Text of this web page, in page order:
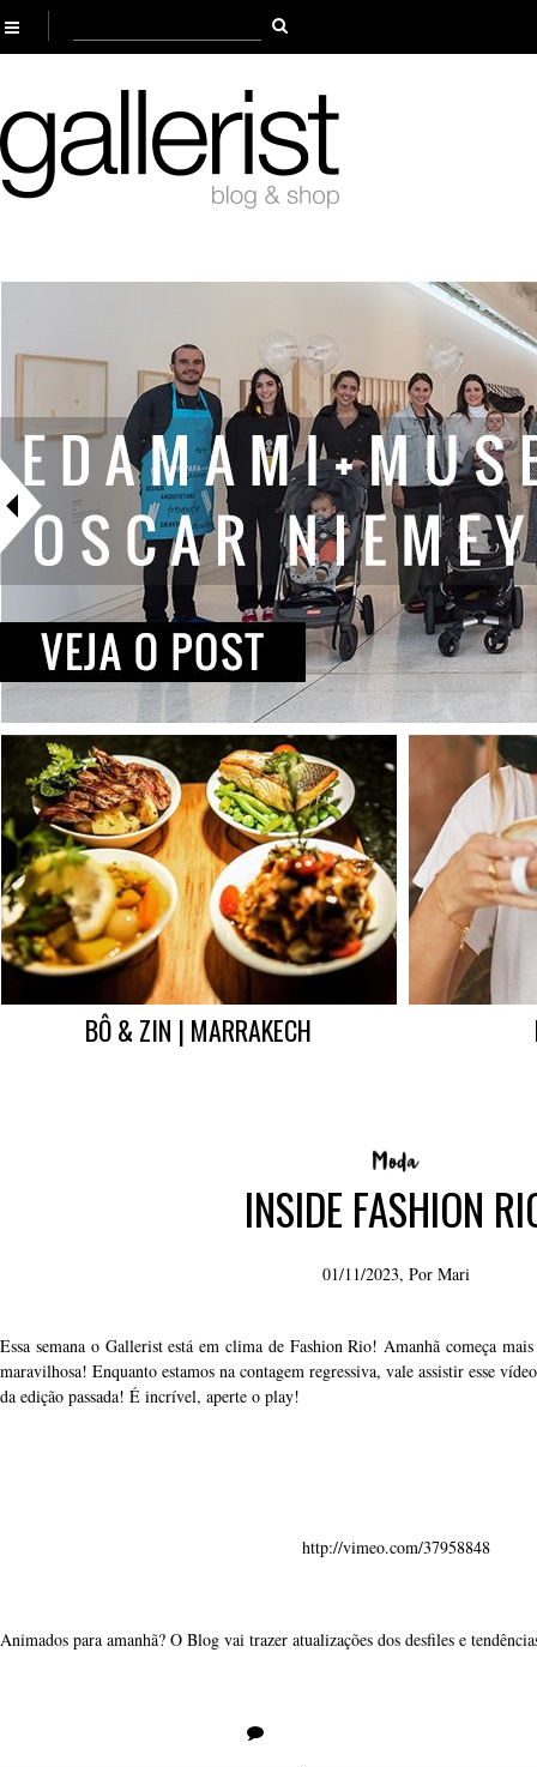
BÔ & ZIN | MARRAKECH
INSIDE FASHION
01/11/2023, Por Mari
Essa semana o Gallerist está em clima de Fashion Rio! Amanhã começa
maravilhosa! Enquanto estamos na contagem regressiva, vale assistir esse
da edição passada! É incrível, aperte o play!
http://vimeo.com/37958848
Animados para amanhã? O Blog vai trazer atualizações dos desfiles e